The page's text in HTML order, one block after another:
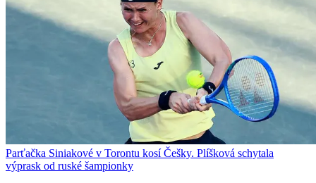
Parťačka Siniakové v Torontu kosí Češky. Plíšková schytala
výprask od ruské šampionky